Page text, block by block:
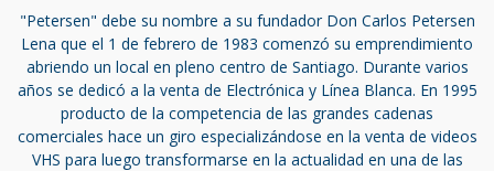
"Petersen" debe su nombre a su fundador Don Carlos Petersen
Lena que el 1 de febrero de 1983 comenzó su emprendimiento
abriendo un local en pleno centro de Santiago. Durante varios
años se dedicó a la venta de Electrónica y Línea Blanca. En 1995
producto de la competencia de las grandes cadenas
comerciales hace un giro especializándose en la venta de videos
VHS para luego transformarse en la actualidad en una de las